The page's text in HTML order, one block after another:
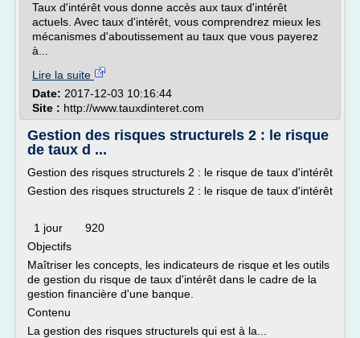
Taux d'intérêt vous donne accès aux taux d'intérêt
actuels. Avec taux d'intérêt, vous comprendrez mieux les
mécanismes d'aboutissement au taux que vous payerez
à...
Lire la suite
Date: 2017-12-03 10:16:44
Site : http://www.tauxdinteret.com
Gestion des risques structurels 2 : le risque
de taux d ...
Gestion des risques structurels 2 : le risque de taux d'intérêt
Gestion des risques structurels 2 : le risque de taux d'intérêt
1 jour 920
Objectifs
Maîtriser les concepts, les indicateurs de risque et les outils
de gestion du risque de taux d'intérêt dans le cadre de la
gestion financière d'une banque.
Contenu
La gestion des risques structurels qui est à la...